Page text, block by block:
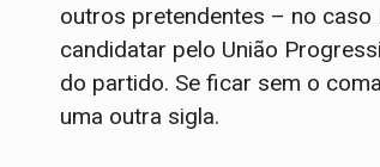
outros pretendentes – no caso
candidatar pelo União
do partido. Se ficar sem o
uma outra sigla.